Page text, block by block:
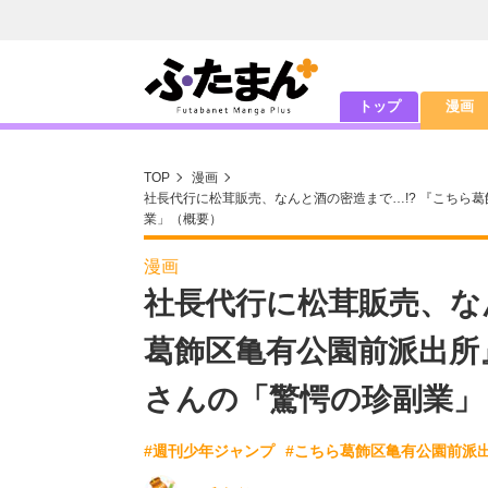
トップ 漫画
TOP
漫画
社長代行に松茸販売、なんと酒の密造まで…!? 『こちら
業」（概要）
漫画
社長代行に松茸販売、
葛飾区亀有公園前派出
さんの「驚愕の珍副業」
#週刊少年ジャンプ #こちら葛飾区亀有公園前派